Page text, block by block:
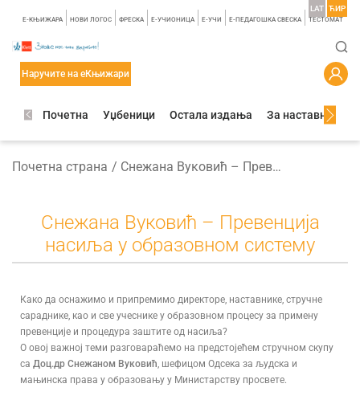
E-КЊИЖАРА НОВИ ЛОГОС ФРЕСКА E-УЧИОНИЦА E-УЧИ Е-ПЕДАГОШКА СВЕСКА TЕСТОМАТ
LAT ЋИР
Наручите на еКњижари
Почетна Уџбеници Остала издања За наставнике
Почетна страна Снежана Вуковић – Превенција насиља у образовном систему
Снежана Вуковић – Превенција
насиља у образовном систему
Како да оснажимо и припремимо директоре, наставнике, стручне
сараднике, као и све учеснике у образовном процесу за примену
превенције и процедура заштите од насиља?
О овој важној теми разговараћемо на предстојећем стручном скупу
са Доц.др Снежаном Вуковић, шефицом Oдсека за људска и
мањинска права у образовању у Министарству просвете.